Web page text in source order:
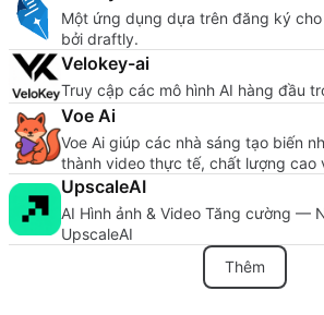
Một ứng dụng dựa trên đăng ký
bởi draftly.
Velokey-ai
Truy cập các mô hình AI hàng đầu
Voe Ai
Voe Ai giúp các nhà sáng tạo biến
thành video thực tế, chất lượng cao
ảnh chính xác và tốc độ tạo nhanh
UpscaleAI
AI Hình ảnh & Video Tăng cường —
UpscaleAI
Thêm